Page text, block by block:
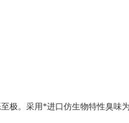
极。采用*进口仿生物特性臭